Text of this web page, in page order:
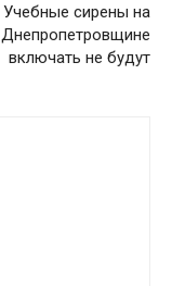
Учебные сирены на
Днепропетровщине
включать не будут